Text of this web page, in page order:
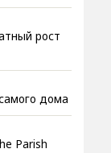
рост
дома
Parish